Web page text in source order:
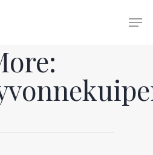
or ESC to close